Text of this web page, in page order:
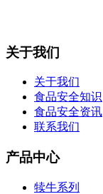
关于我们
关于我们
食品安全知识
食品安全资讯
联系我们
产品中心
犊牛系列